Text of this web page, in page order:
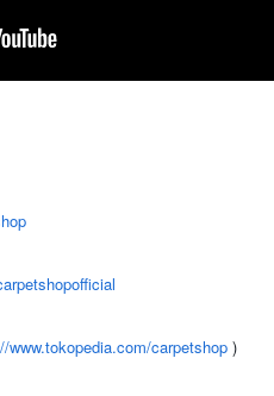
www.tokopedia.com/carpetshop )